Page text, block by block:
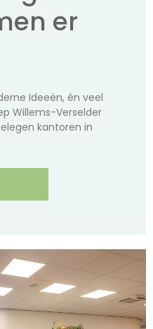
er
Ideeën, én veel
Willems-Verselder
kantoren in